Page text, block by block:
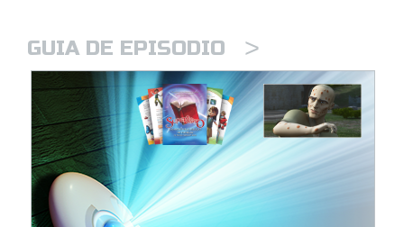
GUIA DE EPISODIO >